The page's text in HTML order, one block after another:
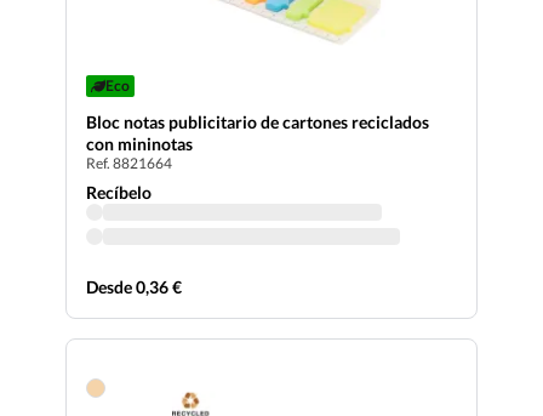
Eco
Bloc notas publicitario de cartones reciclados
con mininotas
Ref. 8821664
Recíbelo
Desde 0,36 €